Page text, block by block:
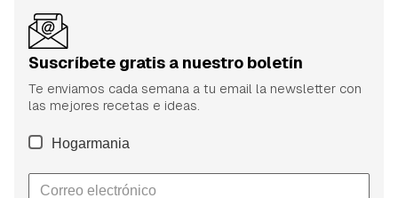
Suscríbete gratis a nuestro boletín
Te enviamos cada semana a tu email la newsletter con
las mejores recetas e ideas.
Hogarmania